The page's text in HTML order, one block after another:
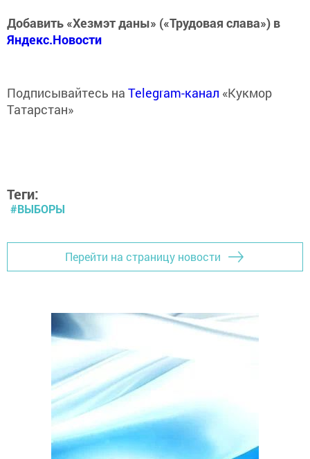
Добавить «Хезмэт даны» («Трудовая слава») в
Яндекс.Новости
Подписывайтесь на Telegram-канал «Кукмор
Татарстан»
Теги:
#ВЫБОРЫ
Перейти на страницу новости